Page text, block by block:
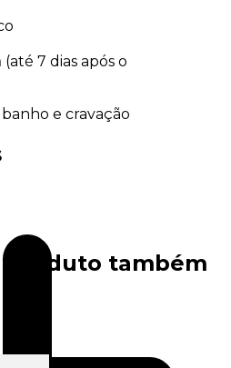
(até 7 dias após o
e cravação
produto também